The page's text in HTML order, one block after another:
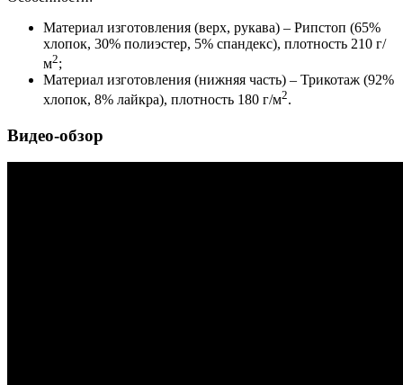
Материал изготовления (верх, рукава) – Рипстоп (65%
хлопок, 30% полиэстер, 5% спандекс), плотность 210 г/
м2;
Материал изготовления (нижняя часть) – Трикотаж (92%
хлопок, 8% лайкра), плотность 180 г/м2.
Видео-обзор